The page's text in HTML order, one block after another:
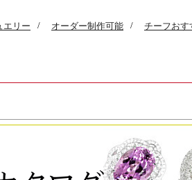
エリー / オーダー制作可能 / チーフおす